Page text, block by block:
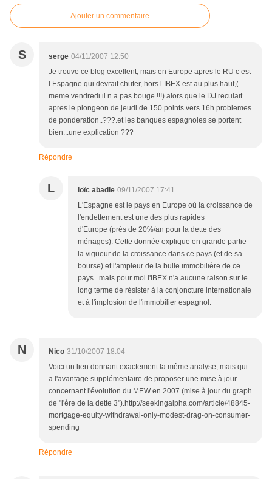
Ajouter un commentaire
S serge 04/11/2007 12:50
Je trouve ce blog excellent, mais en Europe apres le RU c est
l Espagne qui devrait chuter, hors l IBEX est au plus haut,(
meme vendredi il n a pas bouge !!!) alors que le DJ reculait
apres le plongeon de jeudi de 150 points vers 16h problemes
de ponderation..???.et les banques espagnoles se portent
bien...une explication ???
Répondre
L loïc abadie 09/11/2007 17:41
L'Espagne est le pays en Europe où la croissance de
l'endettement est une des plus rapides
d'Europe (près de 20%/an pour la dette des
ménages). Cette donnée explique en grande partie
la vigueur de la croissance dans ce pays (et de sa
bourse) et l'ampleur de la bulle immobilière de ce
pays...mais pour moi l'IBEX n'a aucune raison sur le
long terme de résister à la conjoncture internationale
et à l'implosion de l'immobilier espagnol.
N Nico 31/10/2007 18:04
Voici un lien donnant exactement la même analyse, mais qui
a l'avantage supplémentaire de proposer une mise à jour
concernant l'évolution du MEW en 2007 (mise à jour du graph
de "l'ère de la dette 3").http://seekingalpha.com/article/48845-
mortgage-equity-withdrawal-only-modest-drag-on-consumer-
spending
Répondre